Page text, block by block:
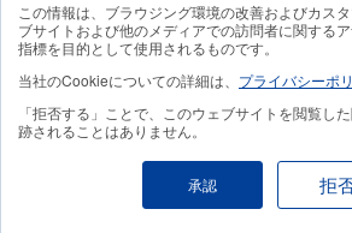
この情報は、ブラウジング環境の改善およびカス
ブサイトおよび他のメディアでの訪問者に関する
指標を目的として使用されるものです。
当社のCookieについての詳細は、 プライバシーポ
「拒否する」ことで、このウェブサイトを閲覧し
跡されることはありません。
承認 拒
関連資料